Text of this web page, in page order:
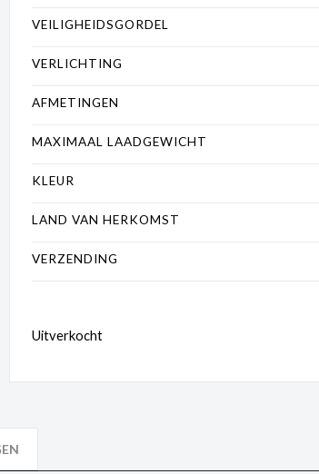
VEILIGHEIDSGORDEL
VERLICHTING
AFMETINGEN
MAXIMAAL LAADGEWICHT
KLEUR
LAND VAN HERKOMST
VERZENDING
Uitverkocht